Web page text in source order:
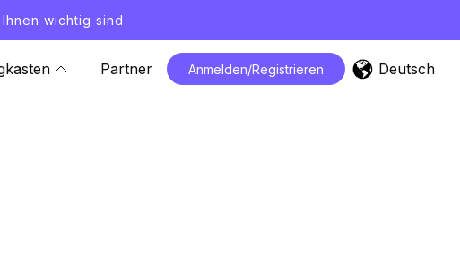
wichtig sind
Partner Anmelden/Registrieren Deutsch